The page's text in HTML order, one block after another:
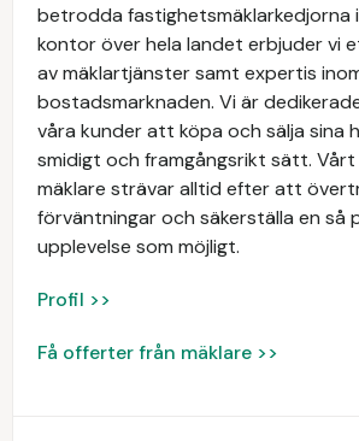
betrodda fastighetsmäklarkedjorna i
kontor över hela landet erbjuder vi
av mäklartjänster samt expertis
bostadsmarknaden. Vi är
våra kunder att köpa och sälja sina
smidigt och framgångsrikt sätt.
mäklare strävar alltid efter att
förväntningar och säkerställa en så
upplevelse som möjligt.
Profil >>
Få offerter från mäklare >>